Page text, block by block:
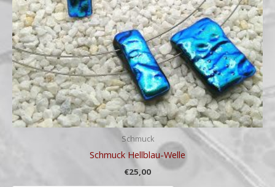
Schmuck
Schmuck Hellblau-Welle
€25,00